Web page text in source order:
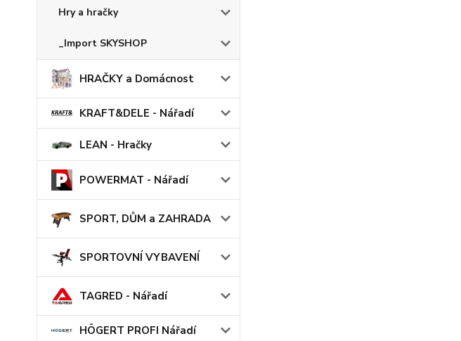
Hry a hračky
_Import SKYSHOP
HRAČKY a Domácnost
KRAFT&DELE - Nářadí
LEAN - Hračky
POWERMAT - Nářadí
SPORT, DŮM a ZAHRADA
SPORTOVNÍ VYBAVENÍ
TAGRED - Nářadí
HÖGERT PROFI Nářadí